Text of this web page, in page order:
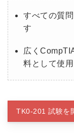
すべての質
す
広く
料として使
TK0-201 試験を